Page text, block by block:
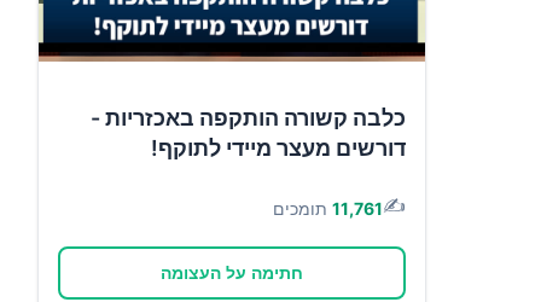
כלבה קשורה הותקפה באכזריות -
דורשים מעצר מיידי לתוקף!
✍️
11,761 תומכים
חתימה על העצומה